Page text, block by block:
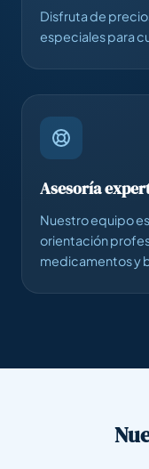
Disfruta de
especiales para
Asesoría
Nuestro equipo
orientación
medicamentos y